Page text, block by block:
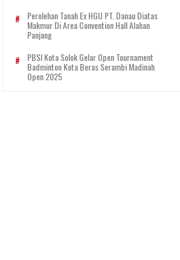
Perolehan Tanah Ex HGU PT. Danau Diatas
Makmur Di Area Convention Hall Alahan
Panjang
PBSI Kota Solok Gelar Open Tournament
Badminton Kota Beras Serambi Madinah
Open 2025